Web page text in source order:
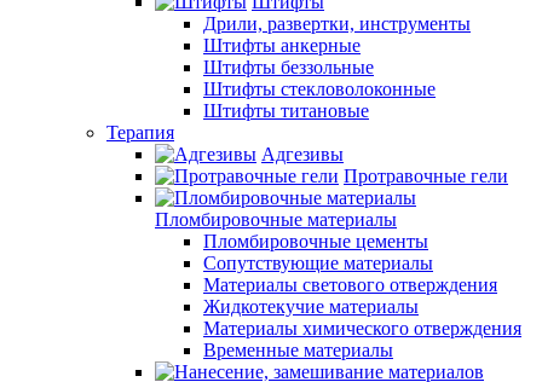
Дрили, развертки, инструменты
Штифты анкерные
Штифты беззольные
Штифты стекловолоконные
Штифты титановые
Терапия
Адгезивы
Протравочные гели
Пломбировочные материалы
Пломбировочные цементы
Сопутствующие материалы
Материалы светового отверждения
Жидкотекучие материалы
Материалы химического отверждения
Временные материалы